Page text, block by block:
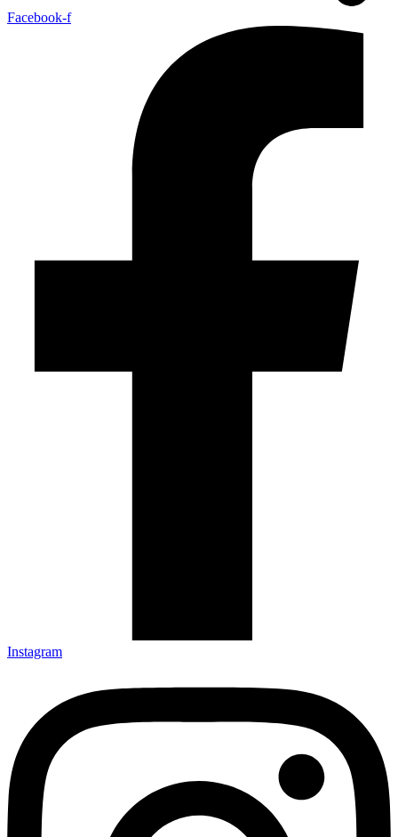
Facebook-f
Instagram